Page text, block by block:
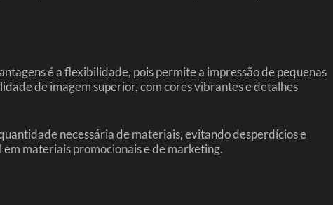
é a flexibilidade, pois permite a impressão de pequenas
de imagem superior, com cores vibrantes e detalhes
necessária de materiais, evitando desperdícios e
materiais promocionais e de marketing.